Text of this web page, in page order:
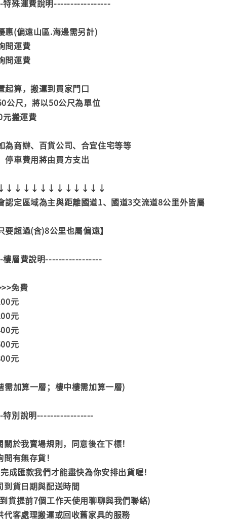
殊運費說明-----------------
惠(偏遠山區.海邊需另計)
問運費
問運費
起算，搬運到買家門口
公尺，將以50公尺為單位
搬運費
為商辦、百貨公司、合宜住宅等等
停車費用將由買方支出
認定區域為主與距離國道1、國道3交流道8公里外皆屬
要超過(含)8公里也屬偏遠】
層費說明-----------------
免費
元
元
元
元
元
需加算一層；樓中樓需加算一層)
別說明-----------------
於我賣場規則，同意後在下標！
有無存貨！
成匯款我們才能盡快為你安排出貨喔！
到貨日期與配送時間
貨提前7個工作天使用聊聊與我們聯絡)
代客處理搬運或回收舊家具的服務